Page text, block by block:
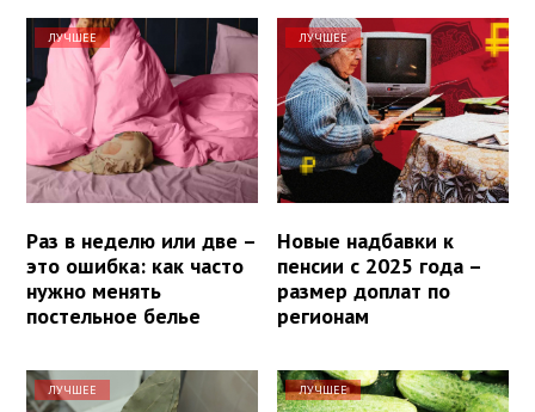
ЛУЧШЕЕ
Раз в неделю или две –
это ошибка: как часто
нужно менять
постельное белье
ЛУЧШЕЕ
Новые надбавки к
пенсии с 2025 года –
размер доплат по
регионам
ЛУЧШЕЕ ЛУЧШЕЕ